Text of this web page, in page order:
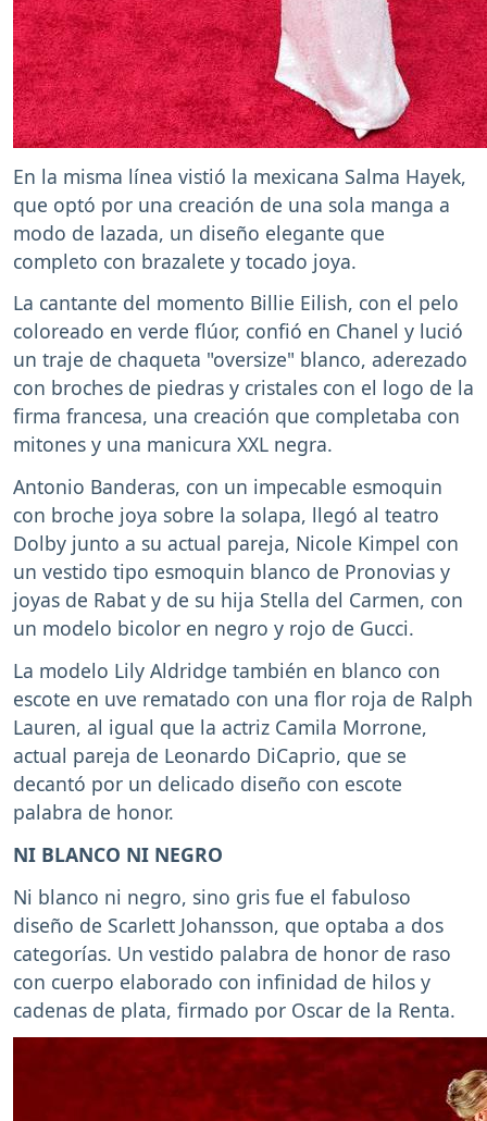
En la misma línea vistió la mexicana Salma Hayek,
que optó por una creación de una sola manga a
modo de lazada, un diseño elegante que
completo con brazalete y tocado joya.
La cantante del momento Billie Eilish, con el pelo
coloreado en verde flúor, confió en Chanel y lució
un traje de chaqueta "oversize" blanco, aderezado
con broches de piedras y cristales con el logo de la
firma francesa, una creación que completaba con
mitones y una manicura XXL negra.
Antonio Banderas, con un impecable esmoquin
con broche joya sobre la solapa, llegó al teatro
Dolby junto a su actual pareja, Nicole Kimpel con
un vestido tipo esmoquin blanco de Pronovias y
joyas de Rabat y de su hija Stella del Carmen, con
un modelo bicolor en negro y rojo de Gucci.
La modelo Lily Aldridge también en blanco con
escote en uve rematado con una flor roja de Ralph
Lauren, al igual que la actriz Camila Morrone,
actual pareja de Leonardo DiCaprio, que se
decantó por un delicado diseño con escote
palabra de honor.
NI BLANCO NI NEGRO
Ni blanco ni negro, sino gris fue el fabuloso
diseño de Scarlett Johansson, que optaba a dos
categorías. Un vestido palabra de honor de raso
con cuerpo elaborado con infinidad de hilos y
cadenas de plata, firmado por Oscar de la Renta.